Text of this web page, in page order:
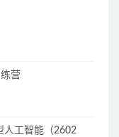
营
人工智能（2602